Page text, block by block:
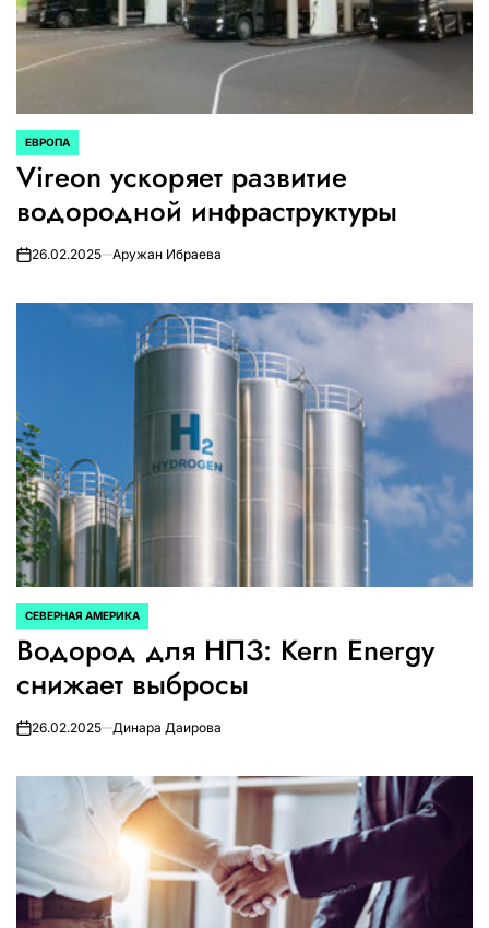
ОПУБЛИКОВАНО
В
ЕВРОПА
Vireon ускоряет развитие
водородной инфраструктуры
on26.02.2025 Аружан Ибраева
ОПУБЛИКОВАНО
В
СЕВЕРНАЯ АМЕРИКА
Водород для НПЗ: Kern Energy
снижает выбросы
on26.02.2025 Динара Даирова